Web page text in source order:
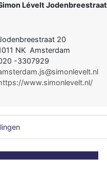
Lévelt Jodenbreestraat
20
NK Amsterdam
-3307929
www.simonlevelt.nl/